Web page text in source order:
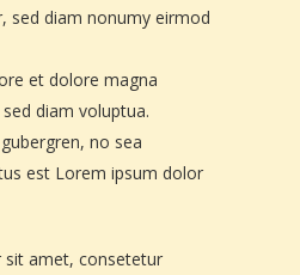
sed diam nonumy eirmod
et dolore magna
diam voluptua.
no sea
est Lorem ipsum dolor
amet, consetetur